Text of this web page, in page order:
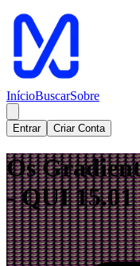
InícioBuscarSobre
Entrar Criar Conta
Os
- QUI 15.01